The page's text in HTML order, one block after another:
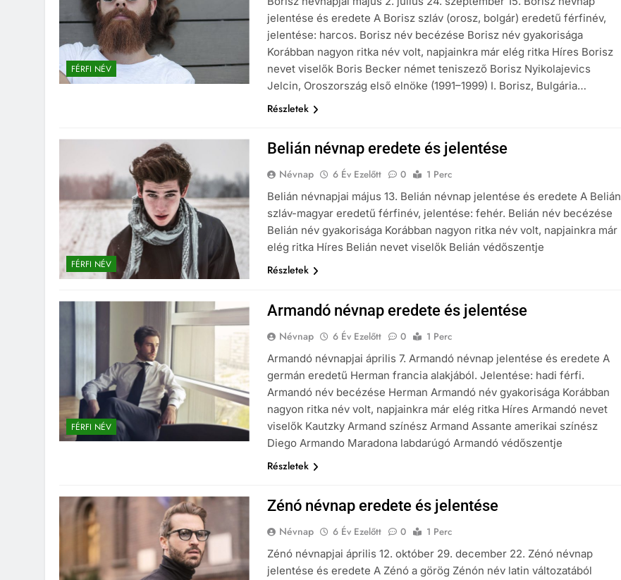
FÉRFI NÉV
jelentése és eredete A Borisz szláv (orosz, bolgár) eredetű férfinév,
jelentése: harcos. Borisz név becézése Borisz név gyakorisága
Korábban nagyon ritka név volt, napjainkra már elég ritka Híres Borisz
nevet viselők Boris Becker német teniszező Borisz Nyikolajevics
Jelcin, Oroszország első elnöke (1991–1999) I. Borisz, Bulgária…
Részletek
FÉRFI NÉV
Belián névnap eredete és jelentése
Névnap 6 Év Ezelőtt 0
1 Perc
Belián névnapjai május 13. Belián névnap jelentése és eredete A Belián
szláv-magyar eredetű férfinév, jelentése: fehér. Belián név becézése
Belián név gyakorisága Korábban nagyon ritka név volt, napjainkra már
elég ritka Híres Belián nevet viselők Belián védőszentje
Részletek
FÉRFI NÉV
Armandó névnap eredete és jelentése
Névnap 6 Év Ezelőtt 0
1 Perc
Armandó névnapjai április 7. Armandó névnap jelentése és eredete A
germán eredetű Herman francia alakjából. Jelentése: hadi férfi.
Armandó név becézése Herman Armandó név gyakorisága Korábban
nagyon ritka név volt, napjainkra már elég ritka Híres Armandó nevet
viselők Kautzky Armand színész Armand Assante amerikai színész
Diego Armando Maradona labdarúgó Armandó védőszentje
Részletek
Zénó névnap eredete és jelentése
Névnap 6 Év Ezelőtt 0
1 Perc
Zénó névnapjai április 12. október 29. december 22. Zénó névnap
jelentése és eredete A Zénó a görög Zénón név latin változatából